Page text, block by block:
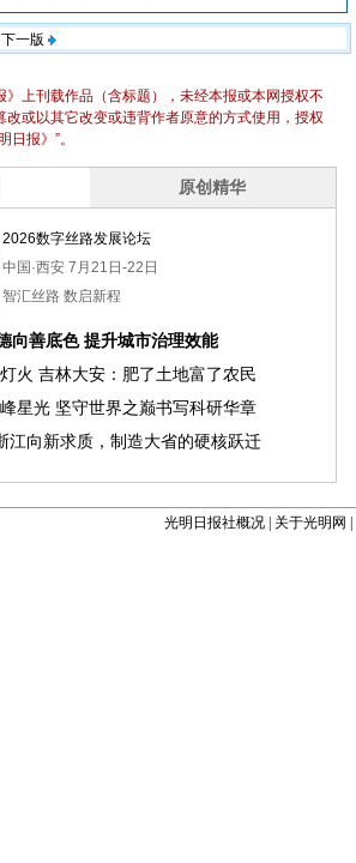
下一版
光明日报社概况 关于光明网